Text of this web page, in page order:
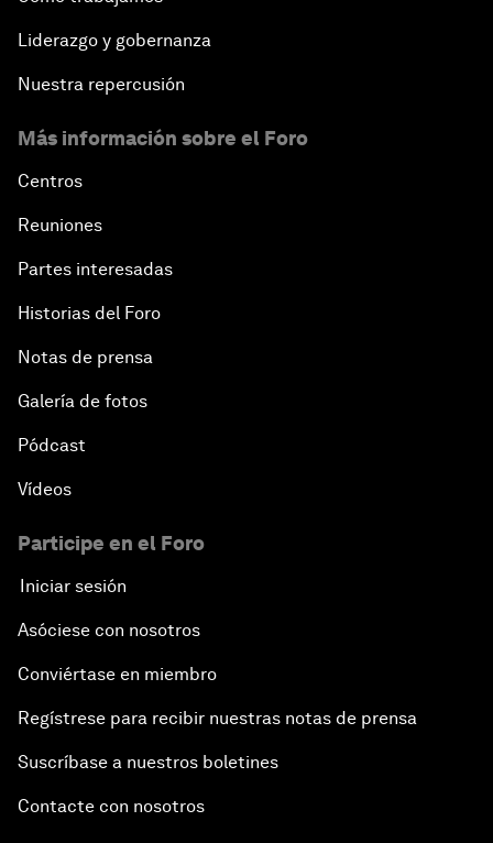
Liderazgo y gobernanza
Nuestra repercusión
Más información sobre el Foro
Centros
Reuniones
Partes interesadas
Historias del Foro
Notas de prensa
Galería de fotos
Pódcast
Vídeos
Participe en el Foro
Iniciar sesión
Asóciese con nosotros
Conviértase en miembro
Regístrese para recibir nuestras notas de prensa
Suscríbase a nuestros boletines
Contacte con nosotros